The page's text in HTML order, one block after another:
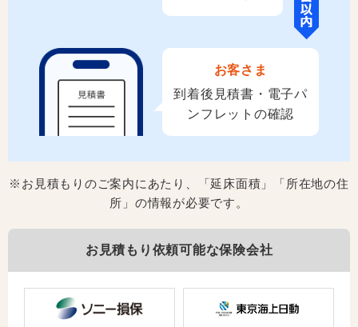
お客さま
到着後見積書・ 電子パ
ンフレットの確認
※お見積もりのご案内にあたり、「延床面積」「所在地の住
所」の情報が必要です。
お見積もり依頼可能な保険会社